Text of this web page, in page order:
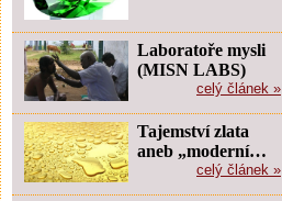
Laboratoře mysli
(MISN LABS)
celý článek »
Tajemství zlata
aneb „moderní…
celý článek »